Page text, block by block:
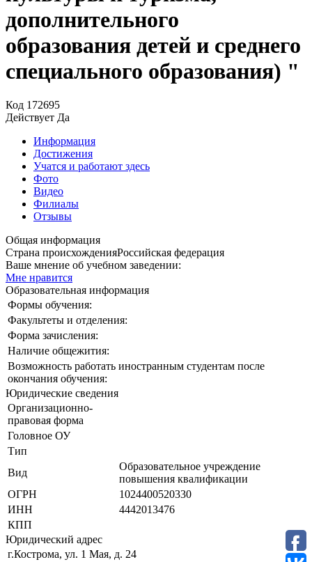
дополнительного
образования детей и среднего
специального образования) "
Код 172695
Действует Да
Информация
Достижения
Учатся и работают здесь
Фото
Видео
Филиалы
Отзывы
Общая информация
Страна происхожденияРоссийская федерация
Ваше мнение об учебном заведении:
Мне нравится
Образовательная информация
Формы обучения:
Факультеты и отделения:
Форма зачисления:
Наличие общежития:
Возможность работать иностранным студентам после
окончания обучения:
Юридические сведения
Организационно-
правовая форма
Головное ОУ
Тип
Вид
Образовательное учреждение
повышения квалификации
ОГРН
1024400520330
ИНН
4442013476
КПП
Юридический адрес
г.Кострома, ул. 1 Мая, д. 24